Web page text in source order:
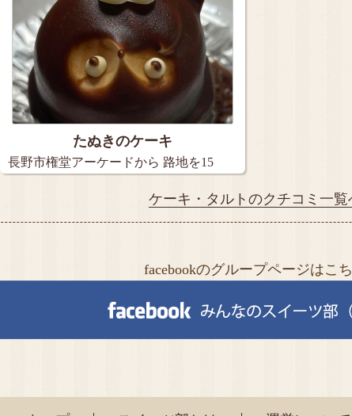
たぬきのケーキ
長野市権堂アーケードから 路地を15
ケーキ・タルトのクチコミ一覧
facebookのグループページはこ